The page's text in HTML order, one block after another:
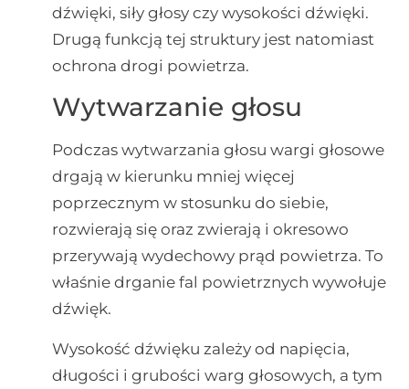
dźwięki, siły głosy czy wysokości dźwięki.
Drugą funkcją tej struktury jest natomiast
ochrona drogi powietrza.
Wytwarzanie głosu
Podczas wytwarzania głosu wargi głosowe
drgają w kierunku mniej więcej
poprzecznym w stosunku do siebie,
rozwierają się oraz zwierają i okresowo
przerywają wydechowy prąd powietrza. To
właśnie drganie fal powietrznych wywołuje
dźwięk.
Wysokość dźwięku zależy od napięcia,
długości i grubości warg głosowych, a tym